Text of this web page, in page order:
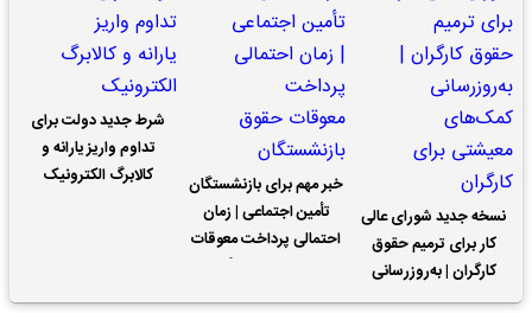
نسخه جدید شورای عالی
کار برای ترمیم حقوق
کارگران | به‌روزرسانی
کمک‌های معیشتی برای
خبر مهم برای بازنشستگان
تأمین اجتماعی | زمان
احتمالی پرداخت معوقات
شرط جدید دولت برای
تداوم واریز یارانه و
کالابرگ الکترونیک